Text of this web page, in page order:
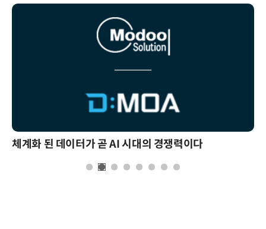
체계화 된 데이터가 곧 AI 시대의 경쟁력이다